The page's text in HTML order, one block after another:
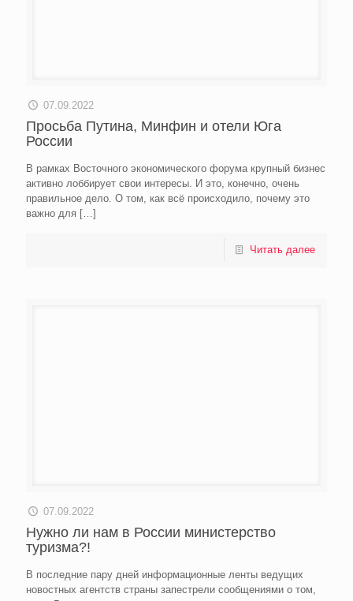
07.09.2022
Просьба Путина, Минфин и отели Юга
России
В рамках Восточного экономического форума крупный бизнес
активно лоббирует свои интересы. И это, конечно, очень
правильное дело. О том, как всё происходило, почему это
важно для […]
Читать далее
07.09.2022
Нужно ли нам в России министерство
туризма?!
В последние пару дней информационные ленты ведущих
новостных агентств страны запестрели сообщениями о том,